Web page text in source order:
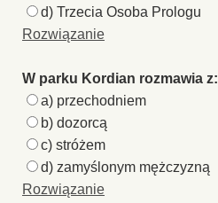
d) Trzecia Osoba Prologu
Rozwiązanie
W parku Kordian rozmawia z:
a) przechodniem
b) dozorcą
c) stróżem
d) zamyślonym mężczyzną
Rozwiązanie